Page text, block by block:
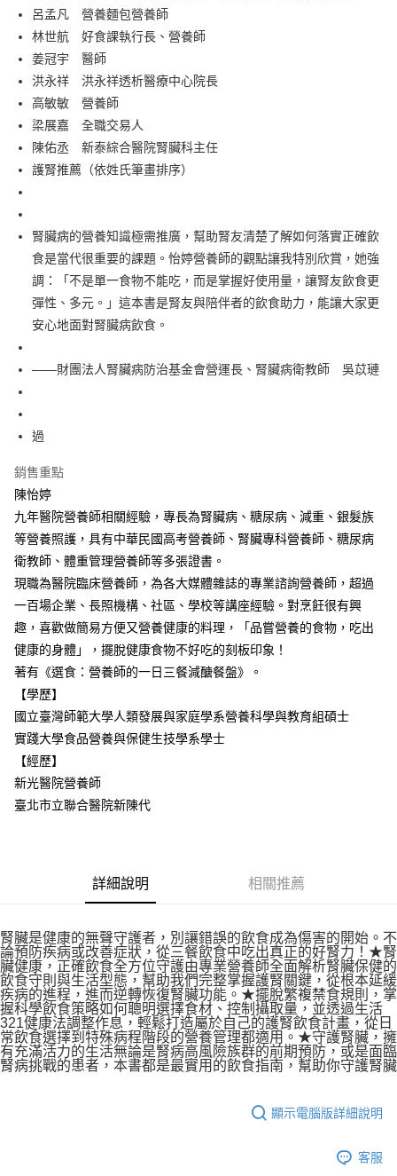
付款後7-11取貨
每筆NT$60，滿NT$499(含以上)免運費
宅配
每筆NT$100，滿NT$499(含以上)免運費
呂孟凡 營養麵包營養師
林世航 好食課執行長、營養師
姜冠宇 醫師
洪永祥 洪永祥透析醫療中心院長
高敏敏 營養師
梁展嘉 全職交易人
陳佑丞 新泰綜合醫院腎臟科主任
護腎推薦（依姓氏筆畫排序）
腎臟病的營養知識極需推廣，幫助腎友清楚了解如何落實正確飲
食是當代很重要的課題。怡婷營養師的觀點讓我特別欣賞，她強
調：「不是單一食物不能吃，而是掌握好使用量，讓腎友飲食更
彈性、多元。」這本書是腎友與陪伴者的飲食助力，能讓大家更
安心地面對腎臟病飲食。
——財團法人腎臟病防治基金會營運長、腎臟病衛教師 吳苡璉
過
銷售重點
陳怡婷
九年醫院營養師相關經驗，專長為腎臟病、糖尿病、減重、銀髮族
等營養照護，具有中華民國高考營養師、腎臟專科營養師、糖尿病
衛教師、體重管理營養師等多張證書。
現職為醫院臨床營養師，為各大媒體雜誌的專業諮詢營養師，超過
一百場企業、長照機構、社區、學校等講座經驗。對烹飪很有興
趣，喜歡做簡易方便又營養健康的料理，「品嘗營養的食物，吃出
健康的身體」，擺脫健康食物不好吃的刻板印象！
著有《選食：營養師的一日三餐減醣餐盤》。
【學歷】
國立臺灣師範大學人類發展與家庭學系營養科學與教育組碩士
實踐大學食品營養與保健生技學系學士
【經歷】
新光醫院營養師
臺北市立聯合醫院新陳代
詳細說明 相關推薦
腎臟是健康的無聲守護者，別讓錯誤的飲食成為傷害的開始。不
論預防疾病或改善症狀，從三餐飲食中吃出真正的好腎力！★腎
臟健康，正確飲食全方位守護由專業營養師全面解析腎臟保健的
飲食守則與生活型態，幫助我們完整掌握護腎關鍵，從根本延緩
疾病的進程，進而逆轉恢復腎臟功能。★擺脫繁複禁食規則，掌
握科學飲食策略如何聰明選擇食材、控制攝取量，並透過生活
321健康法調整作息，輕鬆打造屬於自己的護腎飲食計畫，從日
常飲食選擇到特殊病程階段的營養管理都適用。★守護腎臟，擁
有充滿活力的生活無論是腎病高風險族群的前期預防，或是面臨
腎病挑戰的患者，本書都是最實用的飲食指南，幫助你守護腎臟
顯示電腦版詳細說明
客服